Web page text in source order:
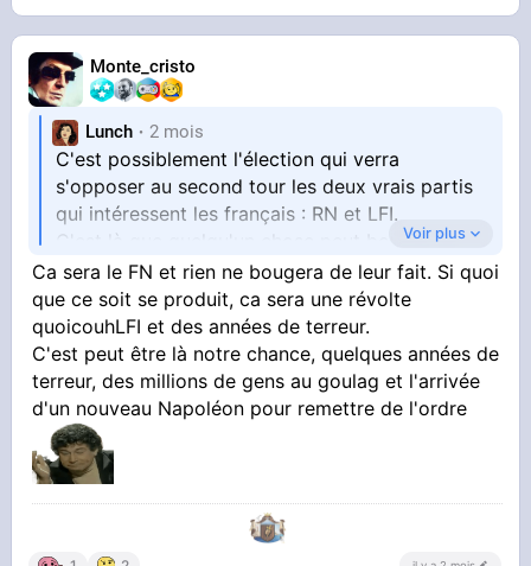
Monte_cristo
Lunch 2 mois
C'est possiblement l'élection qui verra
s'opposer au second tour les deux vrais partis
qui intéressent les français : RN et LFI.
C'est là que quelqu'un chose peut bouger en
France.
Voir plus
Ca sera le FN et rien ne bougera de leur fait. Si quoi
que ce soit se produit, ca sera une révolte
quoicouhLFI et des années de terreur.
C'est peut être là notre chance, quelques années de
terreur, des millions de gens au goulag et l'arrivée
d'un nouveau Napoléon pour remettre de l'ordre